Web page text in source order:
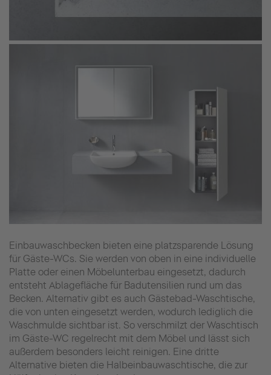
Einbauwaschbecken bieten eine platzsparende Lösung
für Gäste-WCs. Sie werden von oben in eine individuelle
Platte oder einen Möbelunterbau eingesetzt, dadurch
entsteht Ablagefläche für Badutensilien rund um das
Becken. Alternativ gibt es auch Gästebad-Waschtische,
die von unten eingesetzt werden, wodurch lediglich die
Waschmulde sichtbar ist. So verschmilzt der Waschtisch
im Gäste-WC regelrecht mit dem Möbel und lässt sich
außerdem besonders leicht reinigen. Eine dritte
Alternative bieten die Halbeinbauwaschtische, die zur